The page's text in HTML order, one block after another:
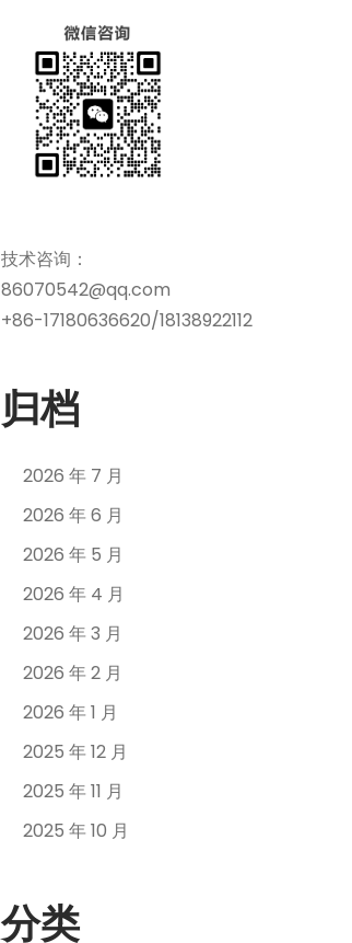
技术咨询：
86070542@qq.com
+86-17180636620/18138922112
归档
2026 年 7 月
2026 年 6 月
2026 年 5 月
2026 年 4 月
2026 年 3 月
2026 年 2 月
2026 年 1 月
2025 年 12 月
2025 年 11 月
2025 年 10 月
分类